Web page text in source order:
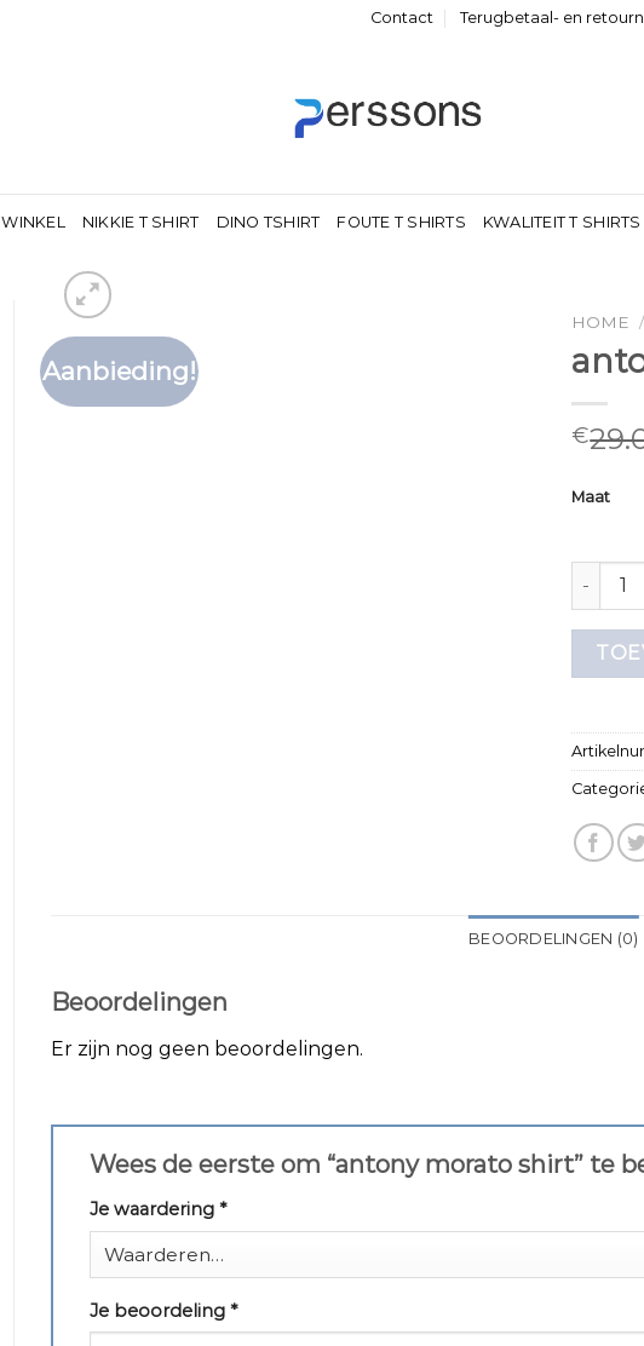
Contact Terugbetaal- en
WINKEL NIKKIE T SHIRT DINO TSHIRT FOUTE T SHIRTS KWALITEIT T SHIRTS
Aanbieding!
HOME /
€
Maat
antony
BEOORDELINGEN (0)
Beoordelingen
Er zijn nog geen beoordelingen.
Wees de eerste om “antony morato shirt” te
Je waardering *
Je beoordeling *